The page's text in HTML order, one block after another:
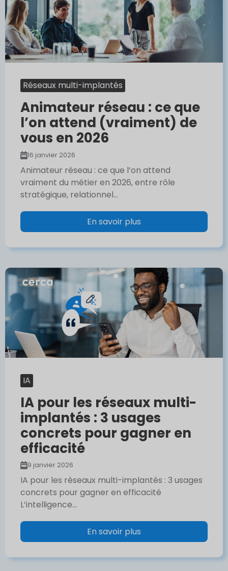
Réseaux multi-implantés
Animateur réseau : ce que
l’on attend (vraiment) de
vous en 2026
16 janvier 2026
Animateur réseau : ce que l’on attend
vraiment du métier en 2026, entre rôle
stratégique, relationnel...
En savoir plus
IA
IA pour les réseaux multi-
implantés : 3 usages
concrets pour gagner en
efficacité
9 janvier 2026
IA pour les réseaux multi-implantés : 3 usages
concrets pour gagner en efficacité
L’intelligence...
En savoir plus